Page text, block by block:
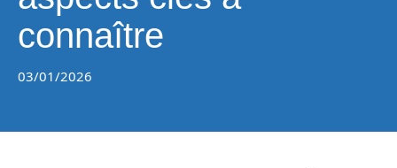
connaître
03/01/2026